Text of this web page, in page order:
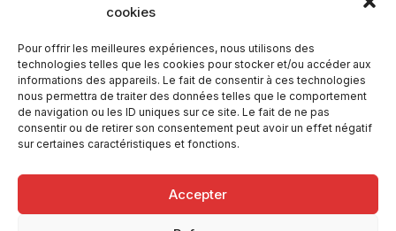
cookies
Pour offrir les meilleures expériences, nous utilisons des
technologies telles que les cookies pour stocker et/ou accéder aux
informations des appareils. Le fait de consentir à ces technologies
nous permettra de traiter des données telles que le comportement
de navigation ou les ID uniques sur ce site. Le fait de ne pas
consentir ou de retirer son consentement peut avoir un effet négatif
sur certaines caractéristiques et fonctions.
Accepter
Si vous avez un compte ou si vous avez laissé des
un fichier contenant toutes les données personnelles que
nous possédons à votre sujet, incluant celles que vous nous
avez fournies. Vous pouvez également demander la
suppression des données personnelles vous concernant.
Cela ne prend pas en compte les données stockées à des
Transmission de vos données personnelles